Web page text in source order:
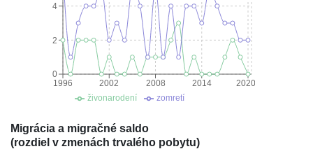
1996 2002 2008 2014 2020
0
2
4
živonarodení zomretí
Migrácia a migračné saldo
(rozdiel v zmenách trvalého pobytu)